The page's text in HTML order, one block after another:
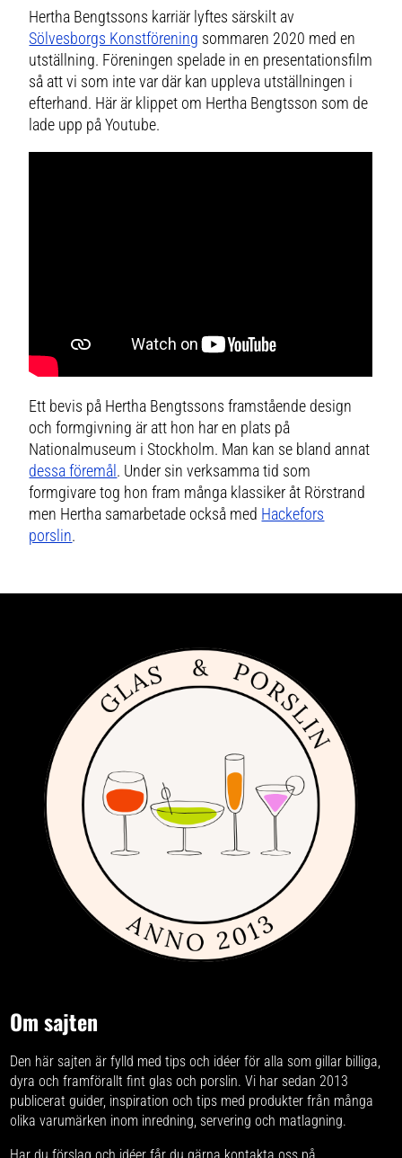
Hertha Bengtssons karriär lyftes särskilt av
Sölvesborgs Konstförening sommaren 2020 med en
utställning. Föreningen spelade in en presentationsfilm
så att vi som inte var där kan uppleva utställningen i
efterhand. Här är klippet om Hertha Bengtsson som de
lade upp på Youtube.
Ett bevis på Hertha Bengtssons framstående design
och formgivning är att hon har en plats på
Nationalmuseum i Stockholm. Man kan se bland annat
dessa föremål . Under sin verksamma tid som
formgivare tog hon fram många klassiker åt Rörstrand
men Hertha samarbetade också med Hackefors
porslin.
Om sajten
Den här sajten är fylld med tips och idéer för alla som gillar billiga,
dyra och framförallt fint glas och porslin. Vi har sedan 2013
publicerat guider, inspiration och tips med produkter från många
olika varumärken inom inredning, servering och matlagning.